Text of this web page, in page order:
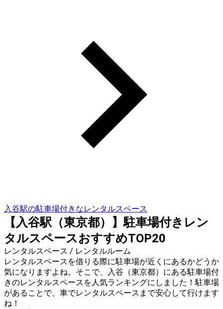
入谷駅の駐車場付きなレンタルスペース
【入谷駅（東京都）】駐車場付きレン
タルスペースおすすめTOP20
レンタルスペース / レンタルルーム
レンタルスペースを借りる際に駐車場が近くにあるかどうか
気になりますよね。そこで、入谷（東京都）にある駐車場付
きのレンタルスペースを人気ランキングにしました！駐車場
があることで、車でレンタルスペースまで安心して行けます
ね！